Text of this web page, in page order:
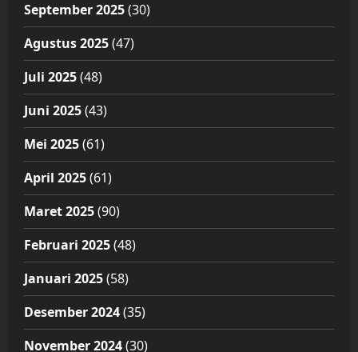
September 2025(30)
Agustus 2025(47)
Juli 2025(48)
Juni 2025(43)
Mei 2025(61)
April 2025(61)
Maret 2025(90)
Februari 2025(48)
Januari 2025(58)
Desember 2024(35)
November 2024(30)